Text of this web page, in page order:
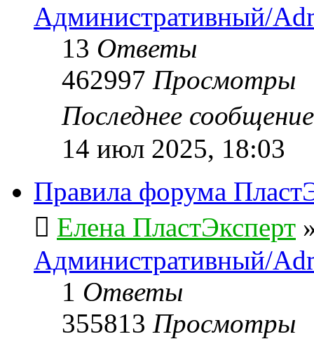
Административный/
13 Ответы
462997 Просмотры
Последнее
14 июл 2025, 18:03
Правила форума
Елена ПластЭксперт
Административный/
1 Ответы
355813 Просмотры